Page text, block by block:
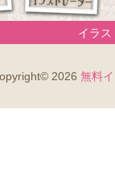
イラス
2026 無料